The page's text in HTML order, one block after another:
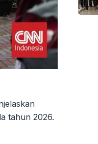
tahun 2026.